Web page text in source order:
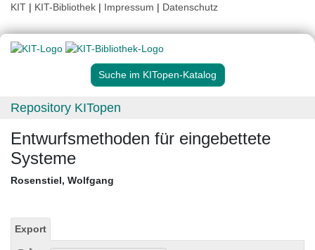
KIT | KIT-Bibliothek | Impressum | Datenschutz
Suche im KITopen-Katalog
Repository KITopen
Entwurfsmethoden für eingebettete
Systeme
Rosenstiel, Wolfgang
Export